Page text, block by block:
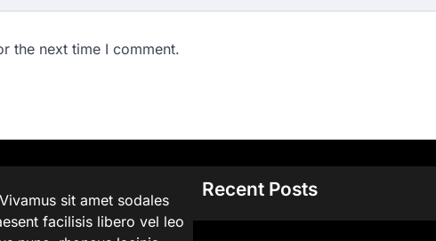
the next time I comment.
sit amet sodales
facilisis libero vel leo
Recent Posts